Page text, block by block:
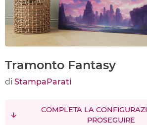
Tramonto Fantasy
di StampaParati
COMPLETA LA
PROSEGUIRE